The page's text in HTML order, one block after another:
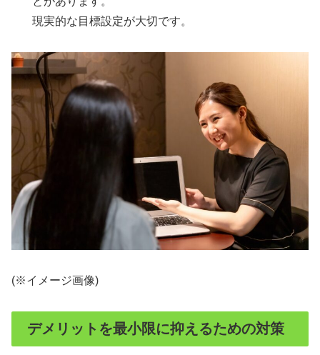
現実的な目標設定が大切です。
(※イメージ画像)
デメリットを最小限に抑えるための対策